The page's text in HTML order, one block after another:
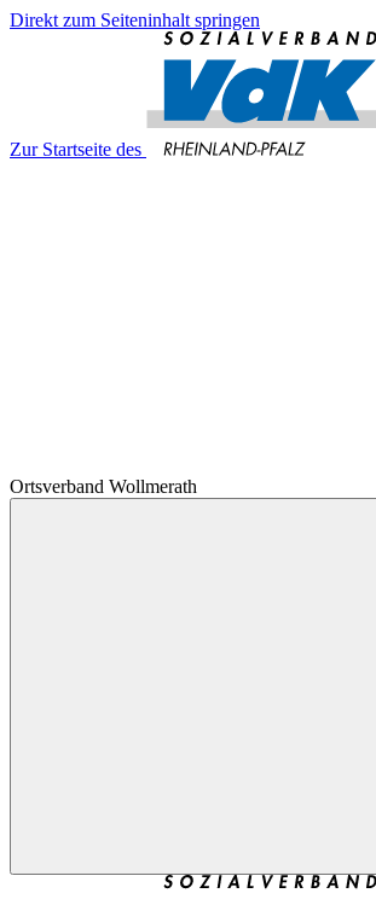
Direkt zum Seiteninhalt springen
Zur Startseite des
Ortsverband Wollmerath